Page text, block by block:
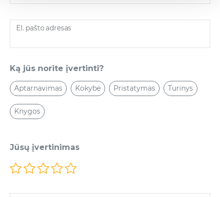
El. pašto adresas
Ką jūs norite įvertinti?
Aptarnavimas Kokybė Pristatymas Turinys
Knygos
Jūsų įvertinimas